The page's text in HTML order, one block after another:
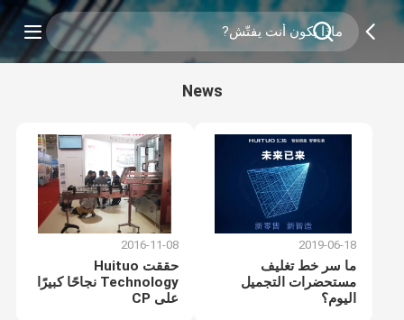
News
2019-06-18
ما سر خط تغليف
مستحضرات التجميل
اليوم؟
2016-11-08
حققت Huituo
Technology نجاحًا كبيرًا
على CP